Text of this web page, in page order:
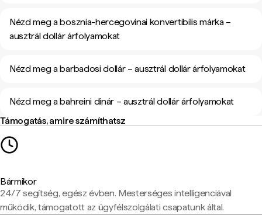
Nézd meg a bosznia-hercegovinai konvertibilis márka –
ausztrál dollár árfolyamokat
Nézd meg a barbadosi dollár – ausztrál dollár árfolyamokat
Nézd meg a bahreini dinár – ausztrál dollár árfolyamokat
Támogatás, amire számíthatsz
Bármikor
24/7 segítség, egész évben. Mesterséges intelligenciával
működik, támogatott az ügyfélszolgálati csapatunk által.